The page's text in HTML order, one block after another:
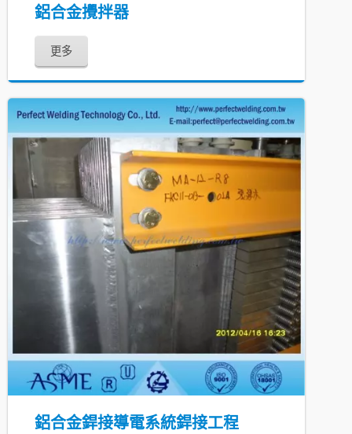
鋁合金攪拌器
更多
鋁合金銲接導電系統銲接工程